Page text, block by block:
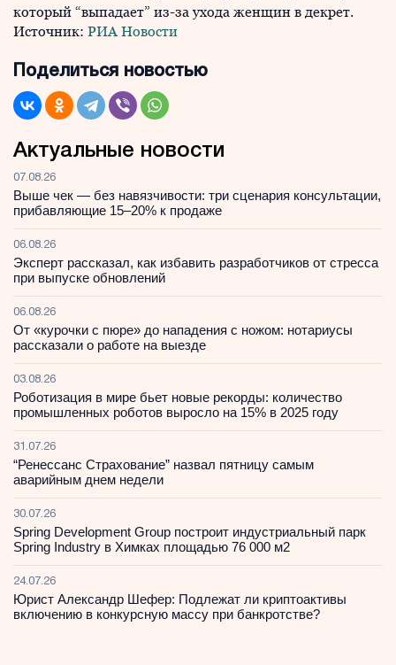
который “выпадает” из-за ухода женщин в декрет.
Источник: РИА Новости
Поделиться новостью
Актуальные новости
07.08.26
Выше чек — без навязчивости: три сценария консультации,
прибавляющие 15–20% к продаже
06.08.26
Эксперт рассказал, как избавить разработчиков от стресса
при выпуске обновлений
06.08.26
От «курочки с пюре» до нападения с ножом: нотариусы
рассказали о работе на выезде
03.08.26
Роботизация в мире бьет новые рекорды: количество
промышленных роботов выросло на 15% в 2025 году
31.07.26
“Ренессанс Страхование” назвал пятницу самым
аварийным днем недели
30.07.26
Spring Development Group построит индустриальный парк
Spring Industry в Химках площадью 76 000 м2
24.07.26
Юрист Александр Шефер: Подлежат ли криптоактивы
включению в конкурсную массу при банкротстве?